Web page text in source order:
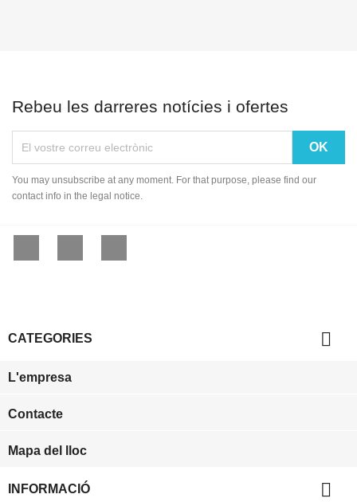
Rebeu les darreres notícies i ofertes
You may unsubscribe at any moment. For that purpose, please find our
contact info in the legal notice.
CATEGORIES 
L'empresa
Contacte
Mapa del lloc
INFORMACIÓ 